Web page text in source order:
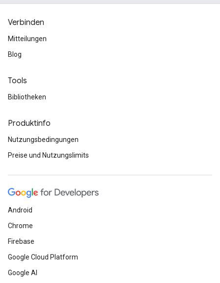
Verbinden
Mitteilungen
Blog
Tools
Bibliotheken
Produktinfo
Nutzungsbedingungen
Preise und Nutzungslimits
Android
Chrome
Firebase
Google Cloud Platform
Google AI